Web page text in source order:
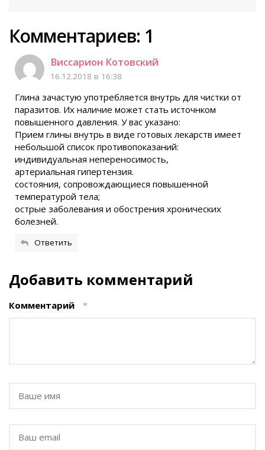
Комментариев: 1
Виссарион Котовский
16.12.2018 в 16:38
Глина зачастую употребляется внутрь для чистки от
паразитов. Их наличие может стать источнком
повышенного давления. У вас указано:
Прием глины внутрь в виде готовых лекарств имеет
небольшой список противопоказаний:
индивидуальная непереносимость,
артериальная гипертензия.
состояния, сопровождающиеся повышенной
температурой тела;
острые заболевания и обострения хронических
болезней.
Ответить
Добавить комментарий
Комментарий *